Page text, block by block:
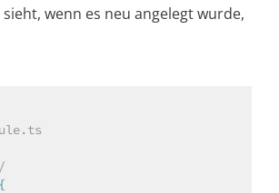
wenn es neu angelegt wurde,